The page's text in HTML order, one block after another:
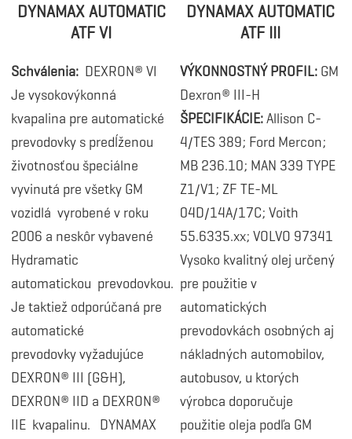
DYNAMAX AUTOMATIC
ATF VI
Schválenia: DEXRON® VI
Je vysokovýkonná
kvapalina pre automatické
prevodovky s predĺženou
životnosťou špeciálne
vyvinutá pre všetky GM
vozidlá vyrobené v roku
2006 a neskôr vybavené
Hydramatic
automatickou prevodovkou.
Je taktiež odporúčaná pre
automatické
prevodovky vyžadujúce
DEXRON® III (G&H),
DEXRON® IID a DEXRON®
IIE kvapalinu. DYNAMAX
DYNAMAX AUTOMATIC
ATF III
VÝKONNOSTNÝ PROFIL: GM
Dexron® III-H
ŠPECIFIKÁCIE:Allison C-
4/TES 389; Ford Mercon;
MB 236.10; MAN 339 TYPE
Z1/V1; ZF TE-ML
04D/14A/17C; Voith
55.6335.xx; VOLVO 97341
Vysoko kvalitný olej určený
pre použitie v
automatických
prevodovkách osobných aj
nákladných automobilov,
autobusov, u ktorých
výrobca doporučuje
použitie oleja podľa GM